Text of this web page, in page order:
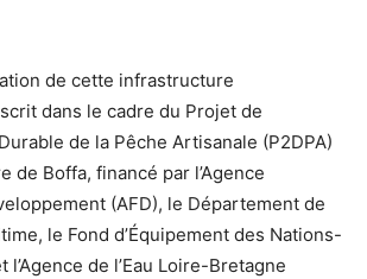
de cette infrastructure
dans le cadre du Projet de
de la Pêche Artisanale (P2DPA)
de Boffa, financé par l’Agence
(AFD), le Département de
le Fond d’Équipement des Nations-
l’Agence de l’Eau Loire-Bretagne